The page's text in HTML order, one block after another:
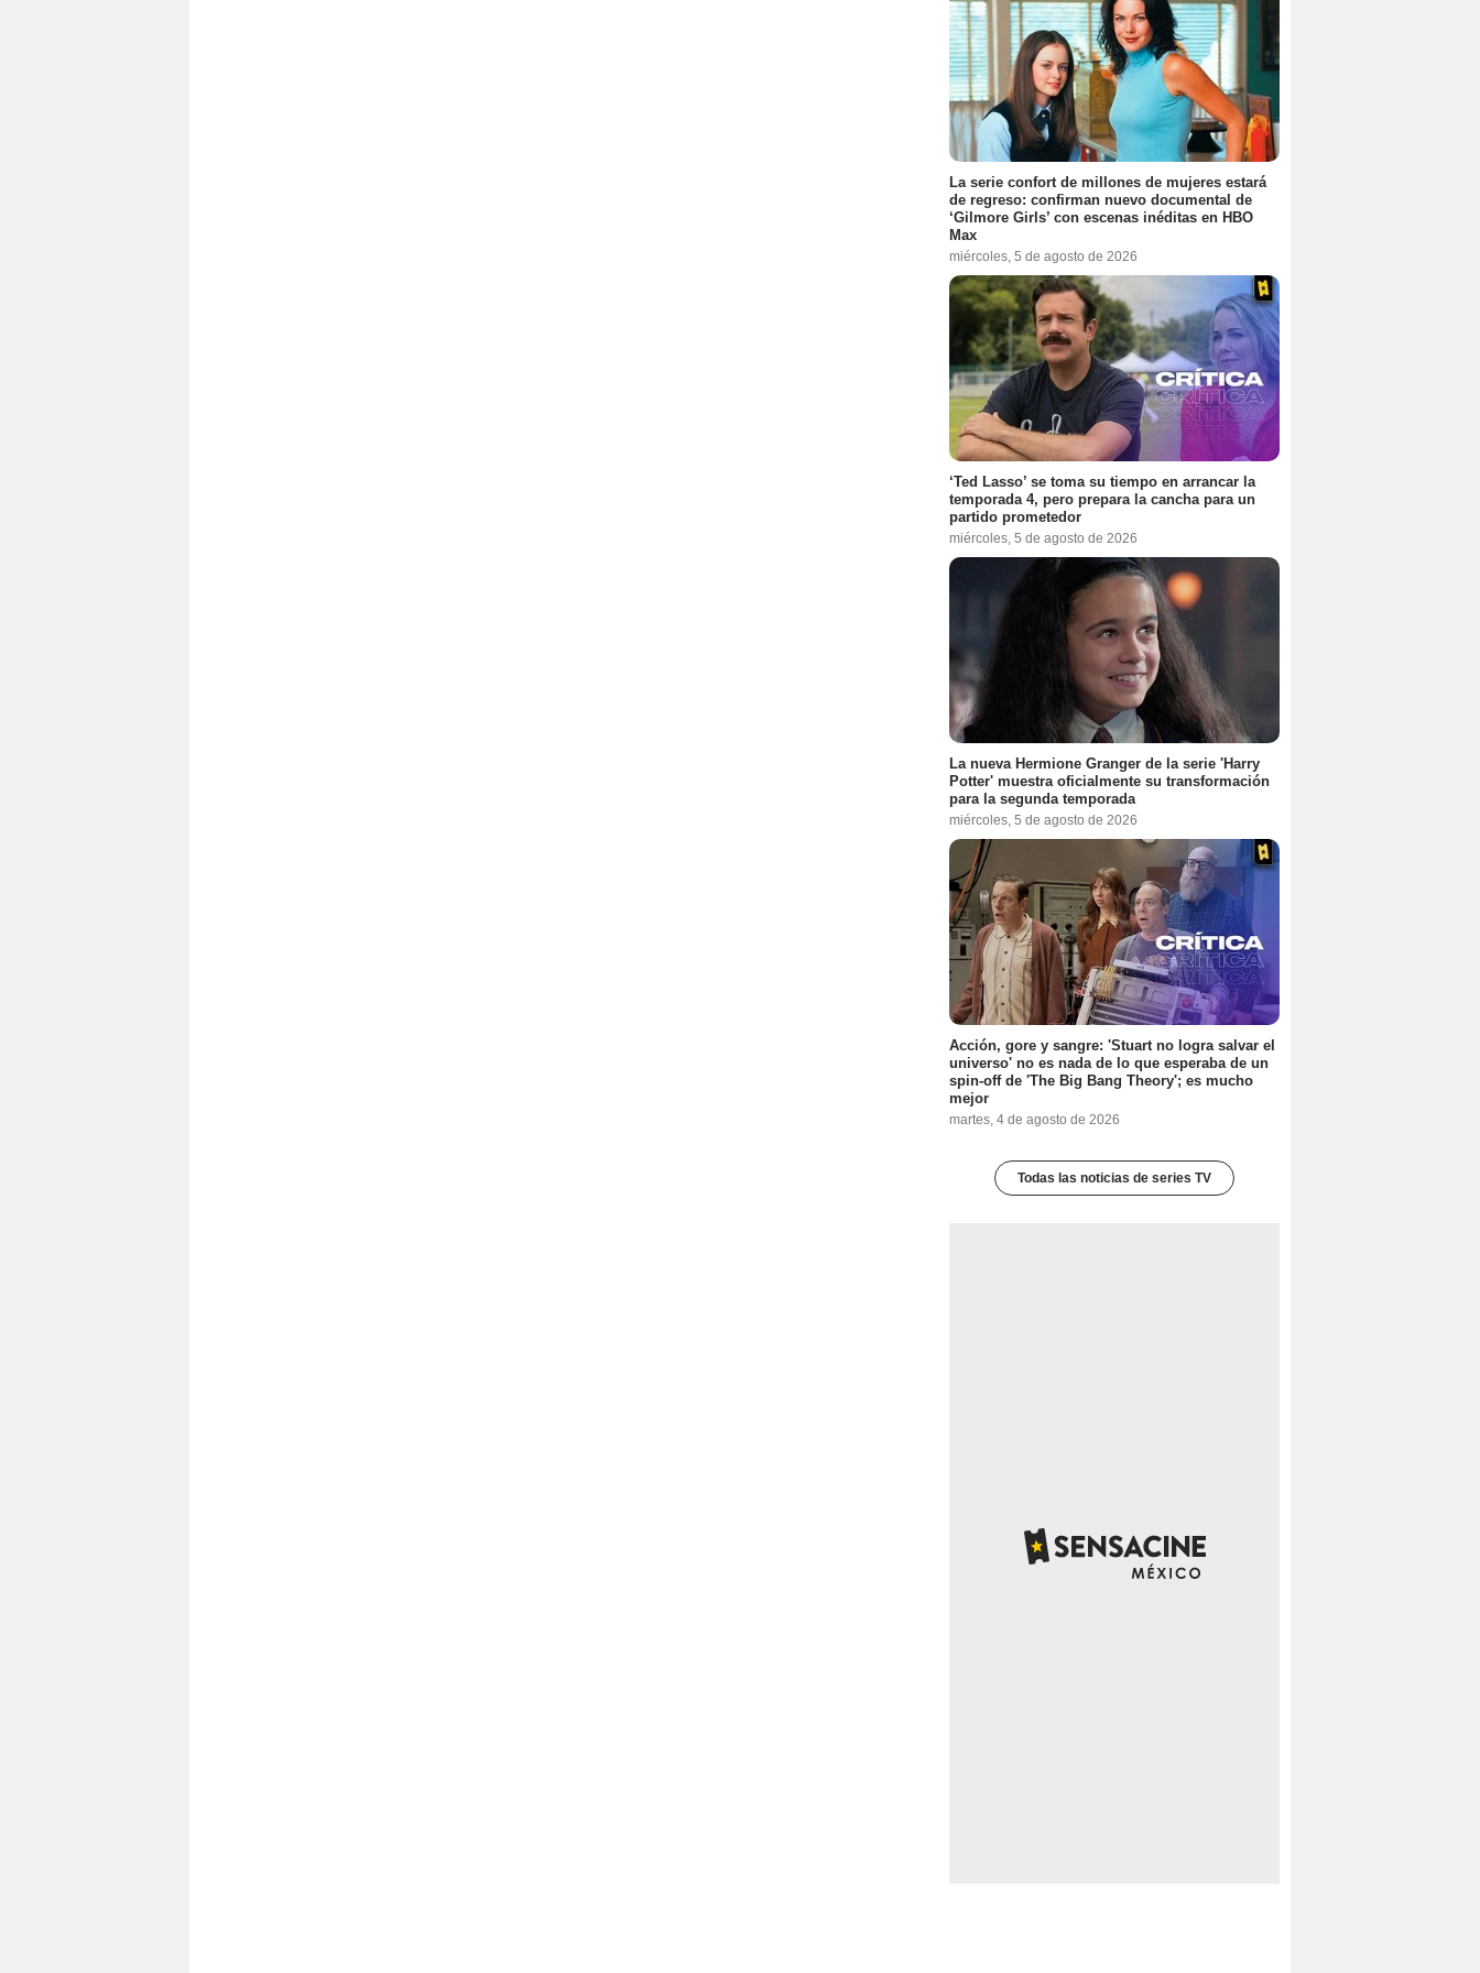
La serie confort de millones de mujeres estará
de regreso: confirman nuevo documental de
‘Gilmore Girls’ con escenas inéditas en HBO
Max
miércoles, 5 de agosto de 2026
‘Ted Lasso’ se toma su tiempo en arrancar la
temporada 4, pero prepara la cancha para un
partido prometedor
miércoles, 5 de agosto de 2026
La nueva Hermione Granger de la serie 'Harry
Potter' muestra oficialmente su transformación
para la segunda temporada
miércoles, 5 de agosto de 2026
Acción, gore y sangre: 'Stuart no logra salvar el
universo' no es nada de lo que esperaba de un
spin-off de 'The Big Bang Theory'; es mucho
mejor
martes, 4 de agosto de 2026
Todas las noticias de series TV